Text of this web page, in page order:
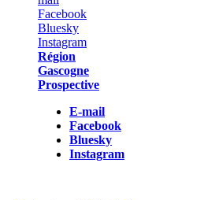
Région
Gascogne
Prospective
E-mail
Facebook
Bluesky
Instagram